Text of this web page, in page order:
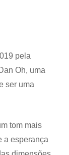
pela
Oh, uma
ser uma
tom mais
a esperança